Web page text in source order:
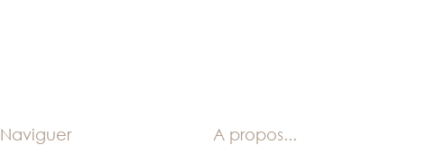
Naviguer A propos...